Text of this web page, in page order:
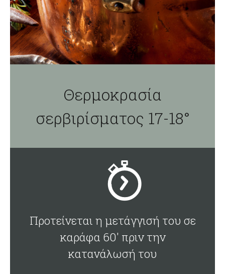
Θερμοκρασία
σερβιρίσματος 17-18°
Προτείνεται η μετάγγισή του σε
καράφα 60' πριν την
κατανάλωσή του